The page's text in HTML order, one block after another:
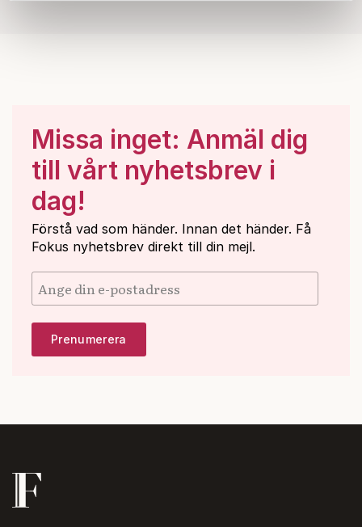
Missa inget: Anmäl dig
till vårt nyhetsbrev i
dag!
Förstå vad som händer. Innan det händer. Få
Fokus nyhetsbrev direkt till din mejl.